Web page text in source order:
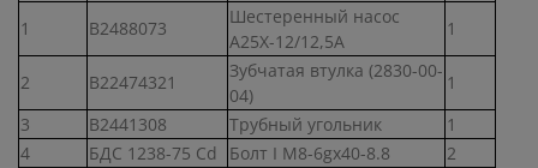
1
В2488073
Шестеренный насос
А25Х-12/12,5А
1
2 В22474321
Зубчатая втулка (2830-00-
04)
1
3
В2441308 Трубный угольник
1
4
БДС 1238-75 Cd Болт I М8-6gх40-8.8
2